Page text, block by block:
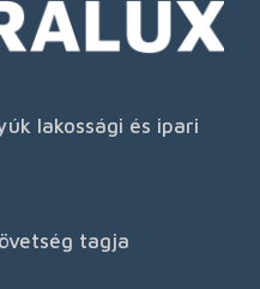
lakossági és ipari
tagja